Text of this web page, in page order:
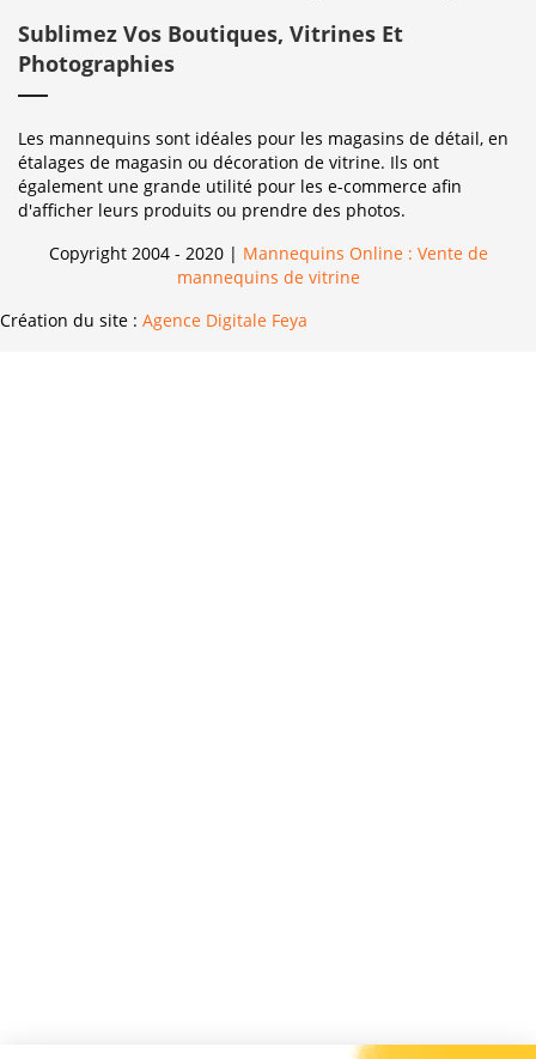
Sublimez Vos Boutiques, Vitrines Et
Photographies
Les mannequins sont idéales pour les magasins de détail, en
étalages de magasin ou décoration de vitrine. Ils ont
également une grande utilité pour les e-commerce afin
d'afficher leurs produits ou prendre des photos.
Copyright 2004 - 2020 | Mannequins Online : Vente de
mannequins de vitrine
Création du site : Agence Digitale Feya